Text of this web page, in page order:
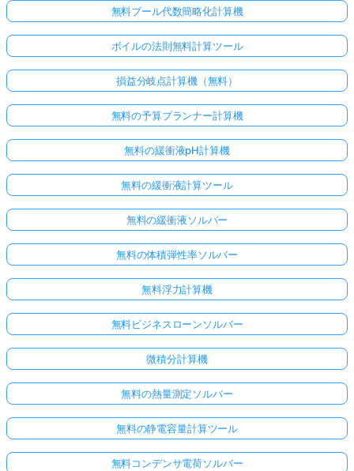
無料ブール代数簡略化計算機
ボイルの法則無料計算ツール
損益分岐点計算機（無料）
無料の予算プランナー計算機
無料の緩衝液pH計算機
無料の緩衝液計算ツール
無料の緩衝液ソルバー
無料の体積弾性率ソルバー
無料浮力計算機
無料ビジネスローンソルバー
微積分計算機
無料の熱量測定ソルバー
無料の静電容量計算ツール
無料コンデンサ電荷ソルバー